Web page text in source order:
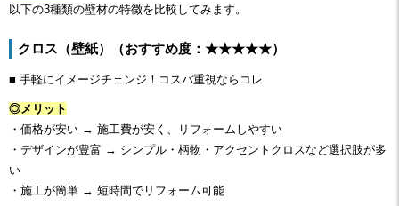
以下の3種類の壁材の特徴を比較してみます。
クロス（壁紙）（おすすめ度：★★★★★）
■ 手軽にイメージチェンジ！コスパ重視ならコレ
◎メリット
・価格が安い → 施工費が安く、リフォームしやすい
・デザインが豊富 → シンプル・柄物・アクセントクロスなど選択肢が多
い
・施工が簡単 → 短時間でリフォーム可能